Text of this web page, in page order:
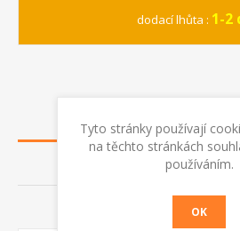
dodací lhůta : 1-2
POPIS
RECENZE
KONTAKTUJTE
Tyto stránky používají
na těchto stránkách
používáním.
OK